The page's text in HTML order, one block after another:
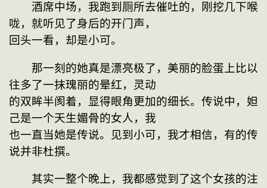
酒席中场，我跑到厕所去催吐的，刚挖几下喉
咙，就听见了身后的开门声，
回头一看，却是小可。
那一刻的她真是漂亮极了，美丽的脸蛋上比以
往多了一抹瑰丽的晕红，灵动
的双眸半阂着，显得眼角更加的细长。传说中，妲
己是一个天生媚骨的女人，我
也一直当她是传说。见到小可，我才相信，有的传
说并非杜撰。
其实一整个晚上，我都感觉到了这个女孩的注